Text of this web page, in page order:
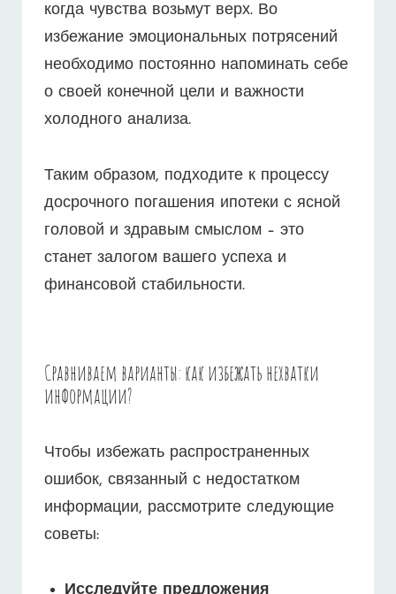
когда чувства возьмут верх. Во
избежание эмоциональных потрясений
необходимо постоянно напоминать себе
о своей конечной цели и важности
холодного анализа.
Таким образом, подходите к процессу
досрочного погашения ипотеки с ясной
головой и здравым смыслом – это
станет залогом вашего успеха и
финансовой стабильности.
Сравниваем варианты: как избежать нехватки
информации?
Чтобы избежать распространенных
ошибок, связанный с недостатком
информации, рассмотрите следующие
советы:
Исследуйте предложения